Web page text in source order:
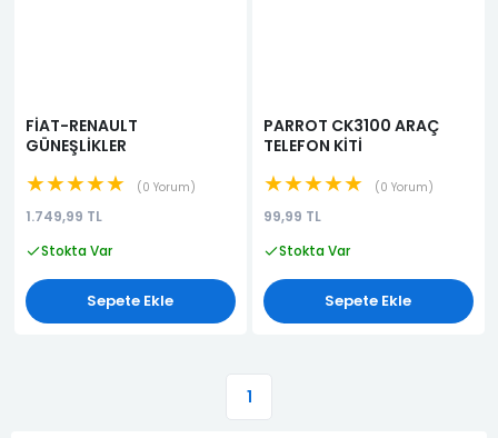
FİAT-RENAULT
GÜNEŞLİKLER
★★★★★ 0 Yorum
1.749,99 TL
Stokta Var
Sepete Ekle
PARROT CK3100 ARAÇ
TELEFON KİTİ
★★★★★ 0 Yorum
99,99 TL
Stokta Var
Sepete Ekle
1